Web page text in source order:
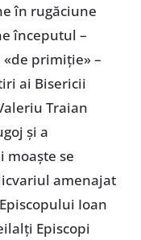
în rugăciune
începutul –
«de primiție» –
ai Bisericii
Traian
și a
moaște se
amenajat
Ioan
Episcopi